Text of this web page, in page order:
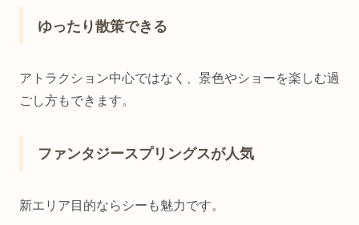
ゆったり散策できる
アトラクション中心ではなく、景色やショーを楽しむ過
ごし方もできます。
ファンタジースプリングスが人気
新エリア目的ならシーも魅力です。